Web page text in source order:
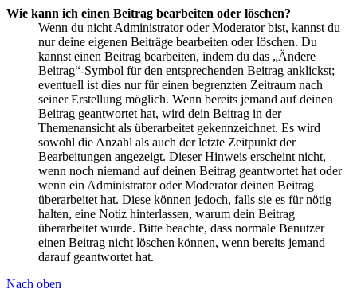
Wie kann ich einen Beitrag bearbeiten oder löschen?
Wenn du nicht Administrator oder Moderator bist, kannst du
nur deine eigenen Beiträge bearbeiten oder löschen. Du
kannst einen Beitrag bearbeiten, indem du das „Ändere
Beitrag“-Symbol für den entsprechenden Beitrag anklickst;
eventuell ist dies nur für einen begrenzten Zeitraum nach
seiner Erstellung möglich. Wenn bereits jemand auf deinen
Beitrag geantwortet hat, wird dein Beitrag in der
Themenansicht als überarbeitet gekennzeichnet. Es wird
sowohl die Anzahl als auch der letzte Zeitpunkt der
Bearbeitungen angezeigt. Dieser Hinweis erscheint nicht,
wenn noch niemand auf deinen Beitrag geantwortet hat oder
wenn ein Administrator oder Moderator deinen Beitrag
überarbeitet hat. Diese können jedoch, falls sie es für nötig
halten, eine Notiz hinterlassen, warum dein Beitrag
überarbeitet wurde. Bitte beachte, dass normale Benutzer
einen Beitrag nicht löschen können, wenn bereits jemand
darauf geantwortet hat.
Nach oben